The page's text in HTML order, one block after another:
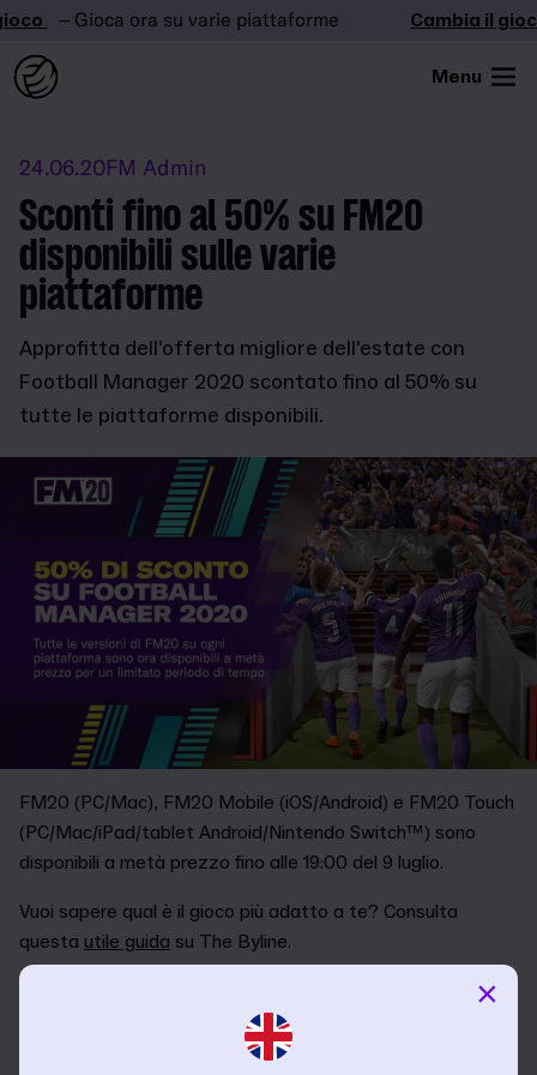
– Gioca ora su varie piattaforme Cambia il gioco
Menu
24.06.20FM Admin
Sconti fino al 50% su FM20
disponibili sulle varie
piattaforme
Approfitta dell'offerta migliore dell'estate con
Football Manager 2020 scontato fino al 50% su
tutte le piattaforme disponibili.
FM20 (PC/Mac), FM20 Mobile (iOS/Android) e FM20 Touch
(PC/Mac/iPad/tablet Android/Nintendo Switch™) sono
disponibili a metà prezzo fino alle 19:00 del 9 luglio.
Vuoi sapere qual è il gioco più adatto a te? Consulta
questa utile guida su The Byline.
Il termine dell'offerta relativa a FM20 Touch su Nintendo
eShop varia tra le regioni - Europa e Australia 9 luglio
(23:59 ora locale), Americhe 9 luglio (8:59 PDT) e Asia
×